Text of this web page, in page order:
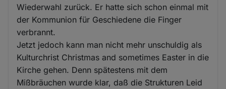
Wiederwahl zurück. Er hatte sich schon einmal mit
der Kommunion für Geschiedene die Finger
verbrannt.
Jetzt jedoch kann man nicht mehr unschuldig als
Kulturchrist Christmas and sometimes Easter in die
Kirche gehen. Denn spätestens mit dem
Mißbräuchen wurde klar, daß die Strukturen Leid